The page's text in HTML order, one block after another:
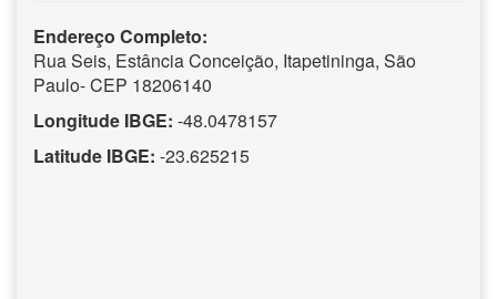
Endereço Completo:
Rua Seis, Estância Conceição, Itapetininga, São
Paulo- CEP 18206140
Longitude IBGE: -48.0478157
Latitude IBGE: -23.625215